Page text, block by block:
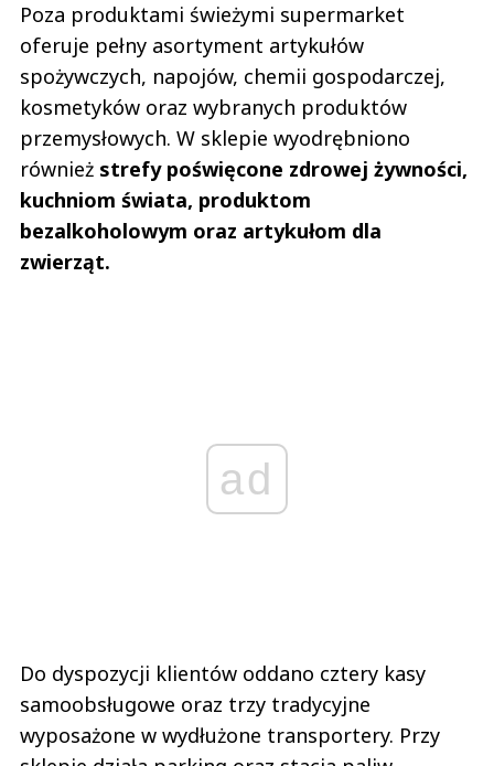
Poza produktami świeżymi supermarket
oferuje pełny asortyment artykułów
spożywczych, napojów, chemii gospodarczej,
kosmetyków oraz wybranych produktów
przemysłowych. W sklepie wyodrębniono
również strefy poświęcone zdrowej żywności,
kuchniom świata, produktom
bezalkoholowym oraz artykułom dla
zwierząt.
ad
Do dyspozycji klientów oddano cztery kasy
samoobsługowe oraz trzy tradycyjne
wyposażone w wydłużone transportery. Przy